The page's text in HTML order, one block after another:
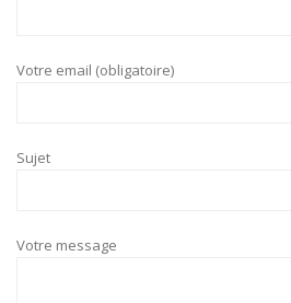
Votre email (obligatoire)
Sujet
Votre message